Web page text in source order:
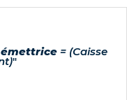
= (Caisse
"